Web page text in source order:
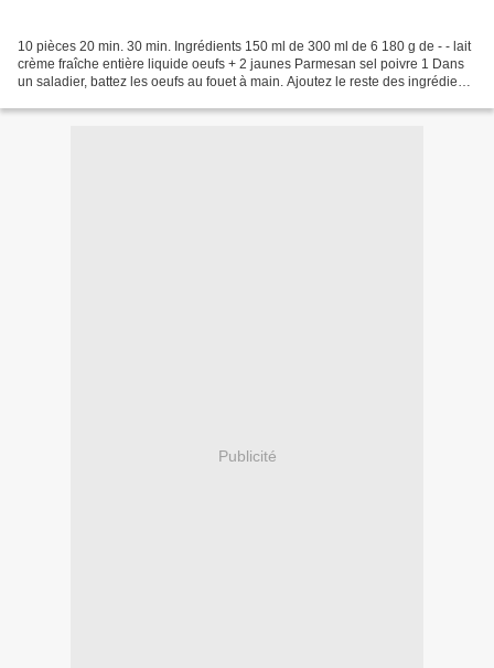
10 pièces 20 min. 30 min. Ingrédients 150 ml de 300 ml de 6 180 g de - - lait
crème fraîche entière liquide oeufs + 2 jaunes Parmesan sel poivre 1 Dans
un saladier, battez les oeufs au fouet à main. Ajoutez le reste des ingrédients
Publicité